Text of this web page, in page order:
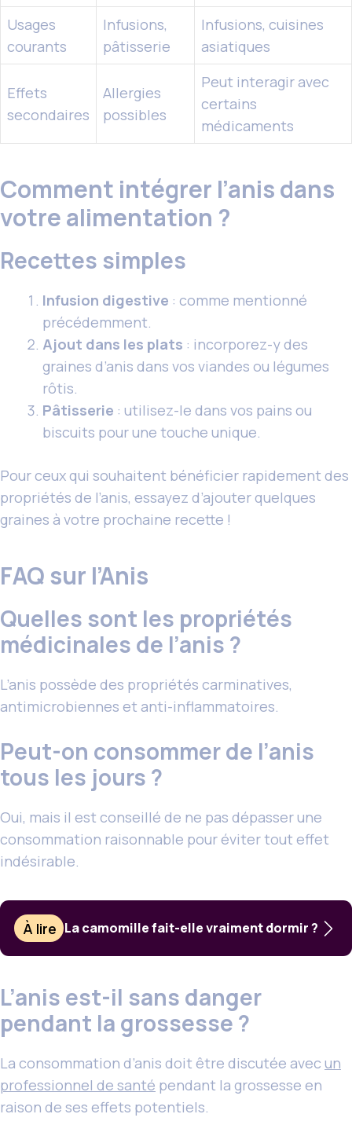
Usages
courants
Infusions,
pâtisserie
Infusions, cuisines
asiatiques
Effets
secondaires
Allergies
possibles
Peut interagir avec
certains
médicaments
Comment intégrer l’anis dans
votre alimentation ?
Recettes simples
Infusion digestive : comme mentionné
précédemment.
Ajout dans les plats : incorporez-y des
graines d’anis dans vos viandes ou légumes
rôtis.
Pâtisserie : utilisez-le dans vos pains ou
biscuits pour une touche unique.
Pour ceux qui souhaitent bénéficier rapidement des
propriétés de l’anis, essayez d’ajouter quelques
graines à votre prochaine recette !
FAQ sur l’Anis
Quelles sont les propriétés
médicinales de l’anis ?
L’anis possède des propriétés carminatives,
antimicrobiennes et anti-inflammatoires.
Peut-on consommer de l’anis
tous les jours ?
Oui, mais il est conseillé de ne pas dépasser une
consommation raisonnable pour éviter tout effet
indésirable.
À lire La camomille fait-elle vraiment dormir ?
L’anis est-il sans danger
pendant la grossesse ?
La consommation d’anis doit être discutée avec un
professionnel de santé pendant la grossesse en
raison de ses effets potentiels.